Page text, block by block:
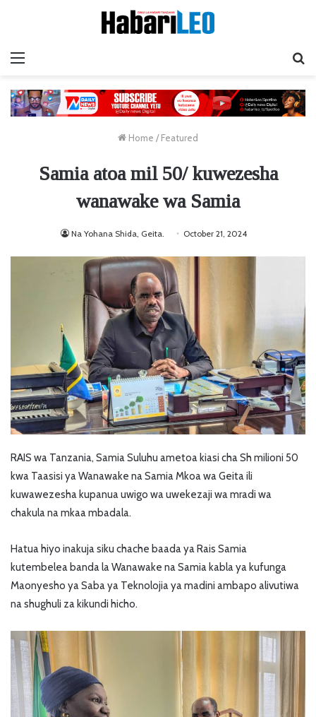
Home / Featured
Samia atoa mil 50/ kuwezesha
wanawake wa Samia
Na Yohana Shida, Geita. October 21, 2024
RAIS wa Tanzania, Samia Suluhu ametoa kiasi cha Sh milioni 50
kwa Taasisi ya Wanawake na Samia Mkoa wa Geita ili
kuwawezesha kupanua uwigo wa uwekezaji wa mradi wa
chakula na mkaa mbadala.
Hatua hiyo inakuja siku chache baada ya Rais Samia
kutembelea banda la Wanawake na Samia kabla ya kufunga
Maonyesho ya Saba ya Teknolojia ya madini ambapo alivutiwa
na shughuli za kikundi hicho.